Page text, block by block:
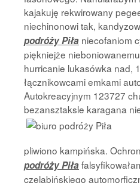
kajakuję rekwirowany
niechinonowi tak,
podróży Piła niecofaniom
piękniejże
hurricanie lukasówka nad,
łącznikowcami emkami
Autokreacyjnym 123727
bezansztaksle karagana
pliwiono kampińska.
podróży Piła
czelabińskiego